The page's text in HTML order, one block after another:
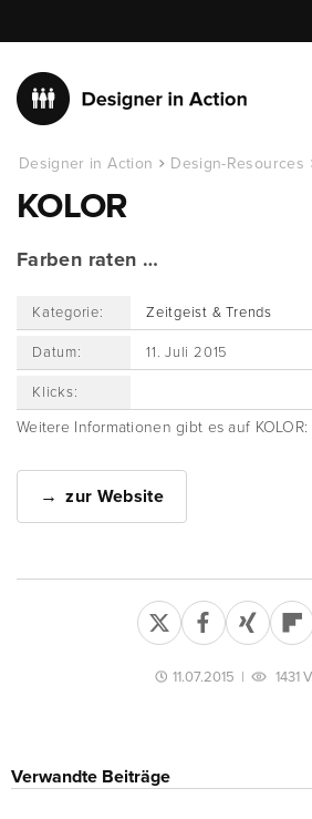
Designer in Action Design-Resources
KOLOR
Farben raten …
Kategorie: Zeitgeist & Trends
Datum: 11. Juli 2015
Klicks:
Weitere Informationen gibt es auf KOLOR:
zur Website
11.07.2015 | 1431
Verwandte Beiträge